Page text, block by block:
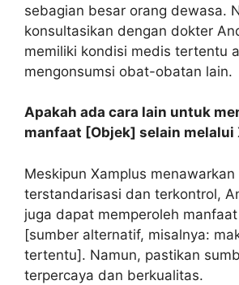
sebagian besar orang dewasa.
konsultasikan dengan dokter
memiliki kondisi medis tertentu
mengonsumsi obat-obatan lain.
Apakah ada cara lain untuk
manfaat [Objek] selain melalui
Meskipun Xamplus
terstandarisasi dan terkontrol,
juga dapat memperoleh
[sumber alternatif, misalnya:
tertentu]. Namun, pastikan
terpercaya dan berkualitas.